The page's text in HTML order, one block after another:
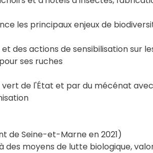
les principaux enjeux de
des actions de sensibilisation sur
ses ruches
de l'État et par du mécénat
de Seine-et-Marne en 2021)
moyens de lutte biologique,